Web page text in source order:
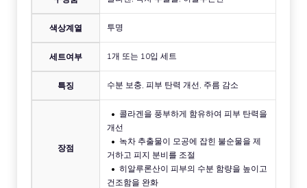
색상계열 투명
세트여부 1개 또는 10입 세트
특징 수분 보충, 피부 탄력 개선, 주름 감소
장점
콜라겐을 풍부하게 함유하여 피부 탄력을
개선
녹차 추출물이 모공에 잡힌 불순물을 제
거하고 피지 분비를 조절
히알루론산이 피부의 수분 함량을 높이고
건조함을 완화